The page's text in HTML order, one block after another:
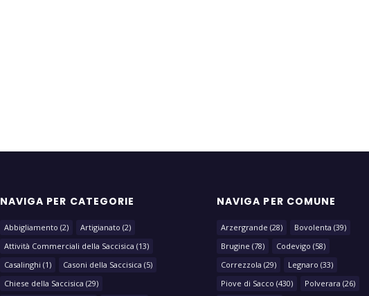
NAVIGA PER CATEGORIE
Abbigliamento (2) Artigianato (2)
Attività Commerciali della Saccisica (13)
Casalinghi (1) Casoni della Saccisica (5)
Chiese della Saccisica (29)
NAVIGA PER COMUNE
Arzergrande (28) Bovolenta (39)
Brugine (78) Codevigo (58)
Correzzola (29) Legnaro (33)
Piove di Sacco (430) Polverara (26)